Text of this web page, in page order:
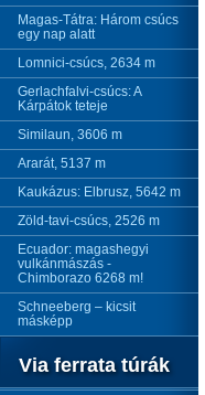
Magas-Tátra: Három csúcs
egy nap alatt
Lomnici-csúcs, 2634 m
Gerlachfalvi-csúcs: A
Kárpátok teteje
Similaun, 3606 m
Ararát, 5137 m
Kaukázus: Elbrusz, 5642 m
Zöld-tavi-csúcs, 2526 m
Ecuador: magashegyi
vulkánmászás -
Chimborazo 6268 m!
Schneeberg – kicsit
másképp
Via ferrata túrák